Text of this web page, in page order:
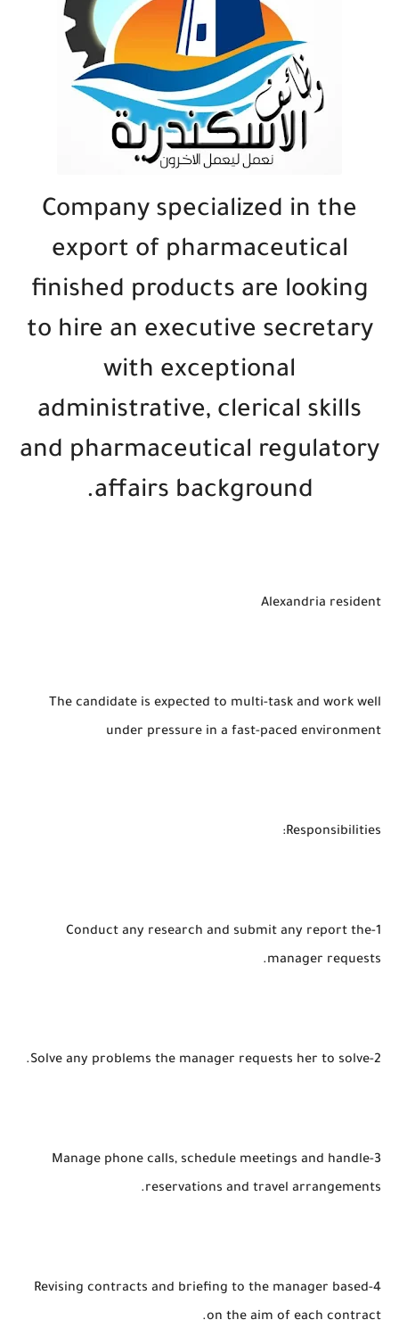
Company specialized in the
export of pharmaceutical
finished products are looking
to hire an executive secretary
with exceptional
administrative, clerical skills
and pharmaceutical regulatory
affairs background.
Alexandria resident
The candidate is expected to multi-task and work well
under pressure in a fast-paced environment
Responsibilities:
1-Conduct any research and submit any report the
manager requests.
2-Solve any problems the manager requests her to solve.
3-Manage phone calls, schedule meetings and handle
reservations and travel arrangements.
4-Revising contracts and briefing to the manager based
on the aim of each contract.